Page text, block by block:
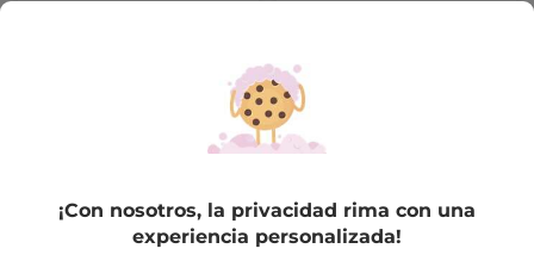
¡Con nosotros, la privacidad rima con una
experiencia personalizada!